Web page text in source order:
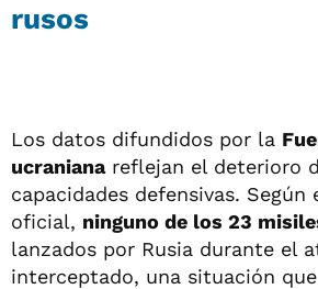
rusos
Los datos difundidos por la
ucranianareflejan el deterioro
capacidades defensivas. Según
oficial, ninguno de los 23
lanzados por Rusia durante el
interceptado, una situación